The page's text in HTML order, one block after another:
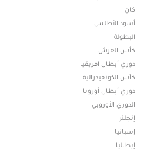
كان
أسود الأطلس
البطولة
كأس العرش
دوري أبطال افريقيا
كأس الكونفيدرالية
دوري أبطال أوروبا
الدوري الأوروبي
إنجلترا
إسبانيا
إيطاليا